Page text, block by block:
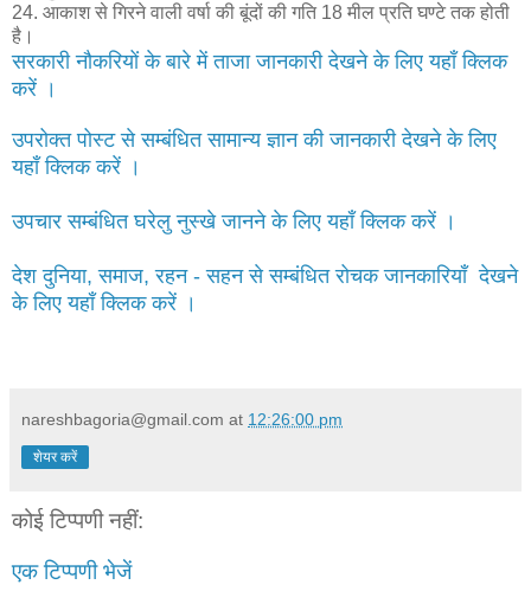
24. आकाश से गिरने वाली वर्षा की बूंदों की गति 18 मील प्रति घण्टे तक होती
है।
सरकारी नौकरियों के बारे में ताजा जानकारी देखने के लिए यहाँ क्लिक
करें ।
उपरोक्त पोस्ट से सम्बंधित सामान्य ज्ञान की जानकारी देखने के लिए
यहाँ क्लिक करें ।
उपचार सम्बंधित घरेलु नुस्खे जानने के लिए यहाँ क्लिक करें ।
देश दुनिया, समाज, रहन - सहन से सम्बंधित रोचक जानकारियाँ देखने
के लिए यहाँ क्लिक करें ।
nareshbagoria@gmail.com at 12:26:00 pm
शेयर करें
कोई टिप्पणी नहीं:
एक टिप्पणी भेजें